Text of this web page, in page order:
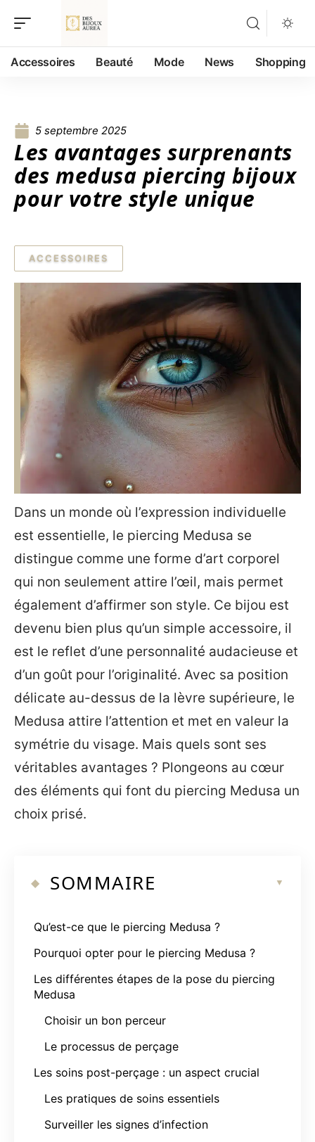
Accessoires Beauté Mode News Shopping
5 septembre 2025
Les avantages surprenants
des medusa piercing bijoux
pour votre style unique
ACCESSOIRES
Dans un monde où l’expression individuelle
est essentielle, le piercing Medusa se
distingue comme une forme d’art corporel
qui non seulement attire l’œil, mais permet
également d’affirmer son style. Ce bijou est
devenu bien plus qu’un simple accessoire, il
est le reflet d’une personnalité audacieuse et
d’un goût pour l’originalité. Avec sa position
délicate au-dessus de la lèvre supérieure, le
Medusa attire l’attention et met en valeur la
symétrie du visage. Mais quels sont ses
véritables avantages ? Plongeons au cœur
des éléments qui font du piercing Medusa un
choix prisé.
SOMMAIRE
Qu’est-ce que le piercing Medusa ?
Pourquoi opter pour le piercing Medusa ?
Les différentes étapes de la pose du piercing
Medusa
Choisir un bon perceur
Le processus de perçage
Les soins post-perçage : un aspect crucial
Les pratiques de soins essentiels
Surveiller les signes d’infection